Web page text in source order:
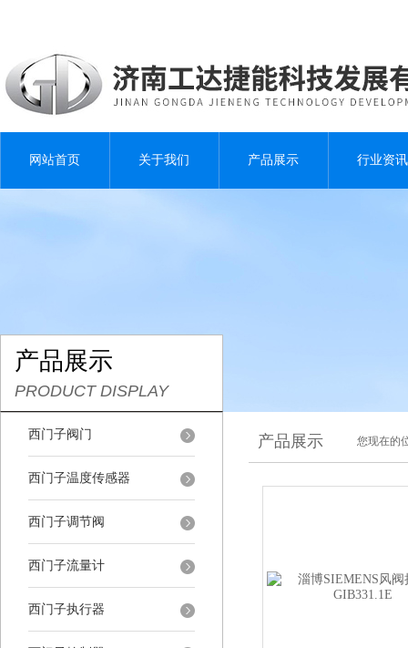
网站首页 关于我们 产品展示 行业资讯
产品展示
PRODUCT DISPLAY
西门子阀门
西门子温度传感器
西门子调节阀
西门子流量计
西门子执行器
产品展示 您现在的